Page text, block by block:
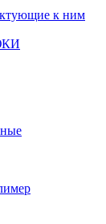
к ним